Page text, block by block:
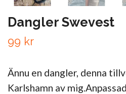
Dangler Swevest
99 kr
Ännu en dangler, denna
Karlshamn av